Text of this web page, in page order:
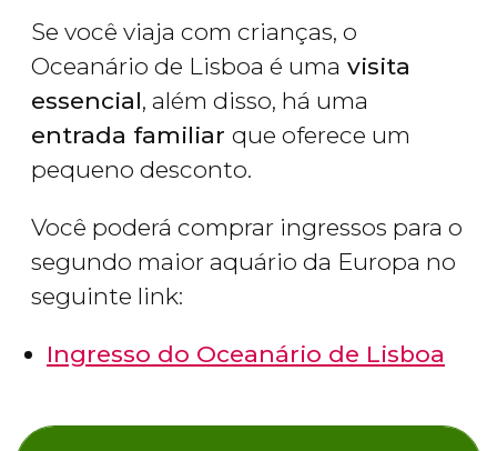
Se você viaja com crianças, o
Oceanário de Lisboa é uma visita
essencial, além disso, há uma
entrada familiar que oferece um
pequeno desconto.
Você poderá comprar ingressos para o
segundo maior aquário da Europa no
seguinte link:
Ingresso do Oceanário de Lisboa